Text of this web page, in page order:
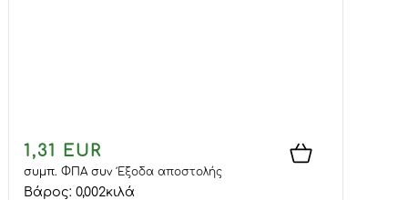
1,31 EUR
συμπ. ΦΠΑσυνΈξοδα αποστολής
Βάρος: 0,002κιλά